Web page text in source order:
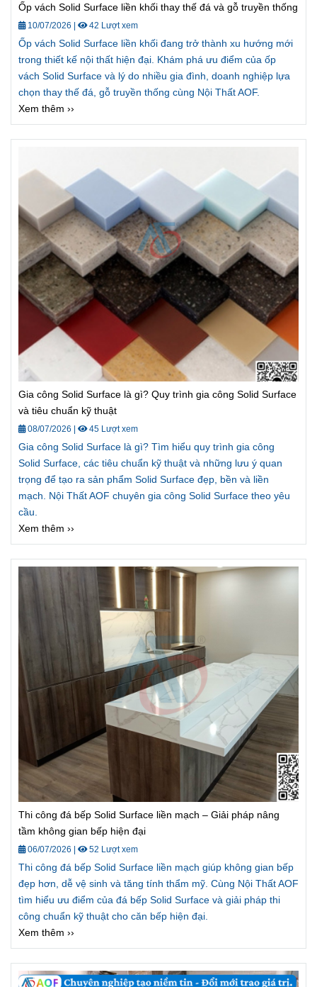
Ốp vách Solid Surface liền khối thay thế đá và gỗ truyền thống
10/07/2026 | 42 Lượt xem
Ốp vách Solid Surface liền khối đang trở thành xu hướng mới
trong thiết kế nội thất hiện đại. Khám phá ưu điểm của ốp
vách Solid Surface và lý do nhiều gia đình, doanh nghiệp lựa
chọn thay thế đá, gỗ truyền thống cùng Nội Thất AOF.
Xem thêm ››
Gia công Solid Surface là gì? Quy trình gia công Solid Surface
và tiêu chuẩn kỹ thuật
08/07/2026 45 Lượt xem
Gia công Solid Surface là gì? Tìm hiểu quy trình gia công
Solid Surface, các tiêu chuẩn kỹ thuật và những lưu ý quan
trọng để tạo ra sản phẩm Solid Surface đẹp, bền và liền
mạch. Nội Thất AOF chuyên gia công Solid Surface theo yêu
cầu.
Xem thêm ››
Thi công đá bếp Solid Surface liền mạch – Giải pháp nâng
tầm không gian bếp hiện đại
06/07/2026 52 Lượt xem
Thi công đá bếp Solid Surface liền mạch giúp không gian bếp
đẹp hơn, dễ vệ sinh và tăng tính thẩm mỹ. Cùng Nội Thất AOF
tìm hiểu ưu điểm của đá bếp Solid Surface và giải pháp thi
công chuẩn kỹ thuật cho căn bếp hiện đại.
Xem thêm ››